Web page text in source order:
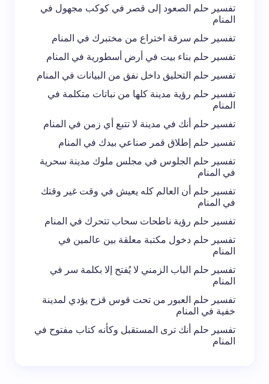
تفسير حلم الصعود إلى قصر في كوكب مجهول في
المنام
تفسير حلم سرقة اختراع من مختبرك في المنام
تفسير حلم بناء بيت في أرض أسطورية في المنام
تفسير حلم التحليق داخل نفق من البيانات في المنام
تفسير حلم رؤية مدينة كلها من نباتات متكلمة في
المنام
تفسير حلم أنك في مدينة لا تتبع أي زمن في المنام
تفسير حلم إطلاق قمر صناعي بيدك في المنام
تفسير حلم الجلوس في مجلس ملوك مدينة سحرية
في المنام
تفسير حلم أن العالم كله يعيش في وقت غير وقتك
في المنام
تفسير حلم رؤية ناطحات سحاب تتحرك في المنام
تفسير حلم دخول مكتبة معلقة بين عالمين في
المنام
تفسير حلم الباب الزمني لا يُفتح إلا بكلمة سر في
المنام
تفسير حلم العبور من تحت قوس قزح يؤدي لمدينة
خفية في المنام
تفسير حلم أنك ترى المستقبل وكأنه كتاب مفتوح في
المنام